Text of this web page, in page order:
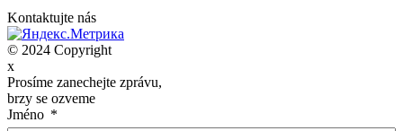
Kontaktujte nás
© 2024 Copyright
x
Prosíme zanechejte zprávu,
brzy se ozveme
Jméno